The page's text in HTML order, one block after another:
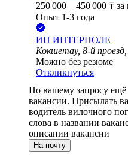
250 000 – 450 000 ₸ за
Опыт 1-3 года
ИП ИНТЕРПОЛЕ
Кокшетау, 8-й
Можно без резюме
Откликнуться
По вашему запросу ещё
вакансии. Присылать
водитель вилочного
слова в названии
описании вакансии
На почту